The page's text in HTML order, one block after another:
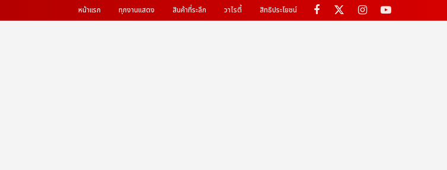
หน้าแรก ทุกงานแสดง สินค้าที่ระลึก วาไรตี้ สิทธิประโยชน์